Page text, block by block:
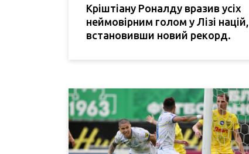
Кріштіану Роналду вразив усіх
неймовірним голом у Лізі націй,
встановивши новий рекорд.